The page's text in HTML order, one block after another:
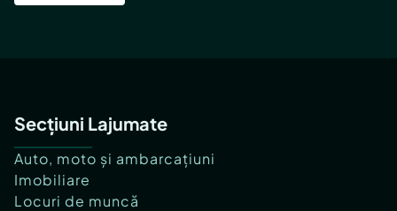
Secțiuni Lajumate
Auto, moto și ambarcațiuni
Imobiliare
Locuri de muncă